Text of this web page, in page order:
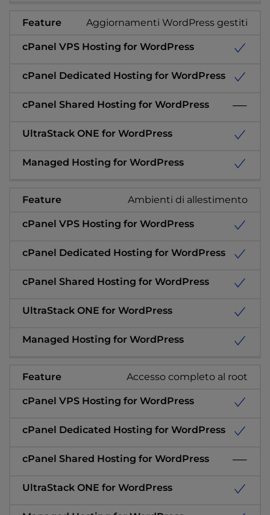
Aggiornamenti WordPress gestiti
Ambienti di allestimento
Accesso completo al root